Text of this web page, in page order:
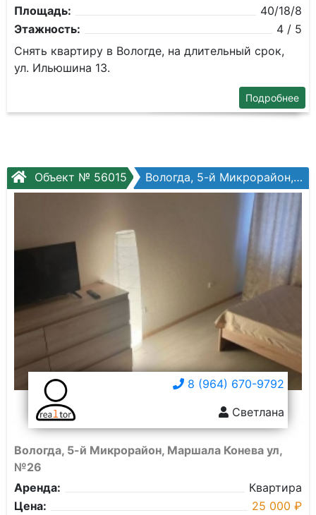
Площадь:
40/18/8
Этажность:
4 / 5
Снять квартиру в Вологде, на длительный срок,
ул. Ильюшина 13.
Подробнее
Объект № 56015 Вологда, 5-й Микрорайон, Маршала Конева ул, №26
8 (964) 670-9792
Светлана
Вологда, 5-й Микрорайон, Маршала Конева ул,
№26
Аренда:
Квартира
Цена:
25 000 ₽